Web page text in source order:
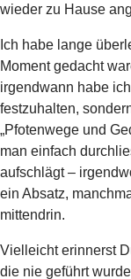
wieder zu Hause
Ich habe lange
Moment gedacht
irgendwann habe
festzuhalten,
„Pfotenwege und
man einfach
aufschlägt –
ein Absatz,
mittendrin.
Vielleicht erinnerst
die nie geführt